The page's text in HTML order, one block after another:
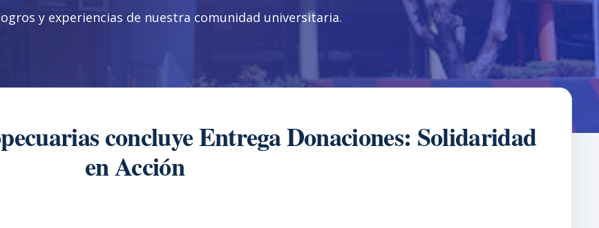
y experiencias de nuestra comunidad universitaria.
concluye Entrega Donaciones: Solidaridad
en Acción